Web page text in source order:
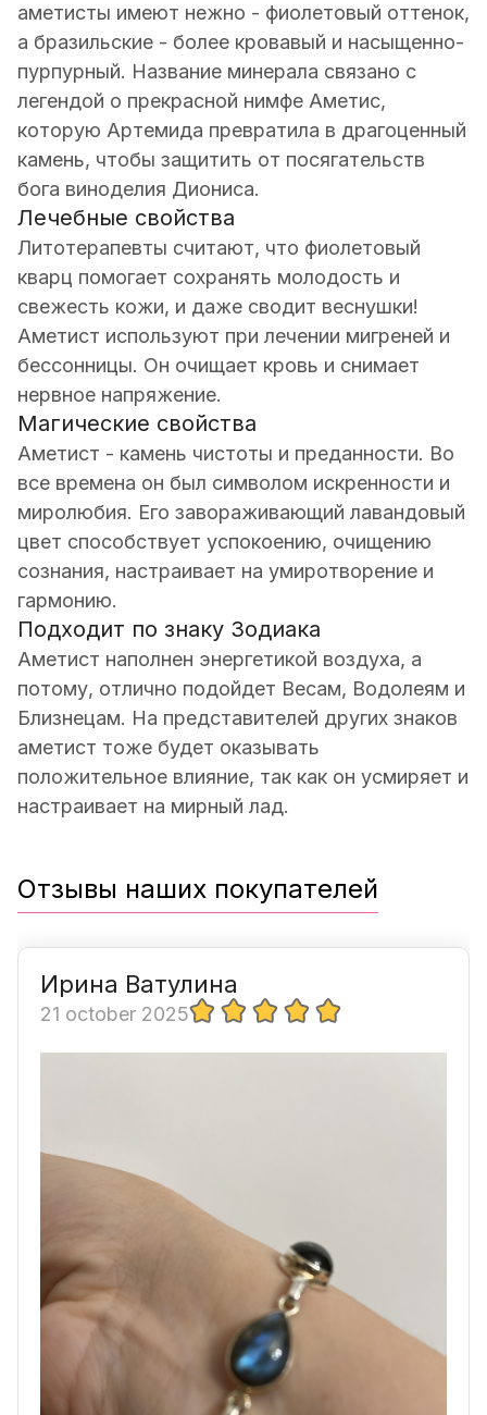
аметисты имеют нежно - фиолетовый оттенок,
а бразильские - более кровавый и насыщенно-
пурпурный. Название минерала связано с
легендой о прекрасной нимфе Аметис,
которую Артемида превратила в драгоценный
камень, чтобы защитить от посягательств
бога виноделия Диониса.
Лечебные свойства
Литотерапевты считают, что фиолетовый
кварц помогает сохранять молодость и
свежесть кожи, и даже сводит веснушки!
Аметист используют при лечении мигреней и
бессонницы. Он очищает кровь и снимает
нервное напряжение.
Магические свойства
Аметист - камень чистоты и преданности. Во
все времена он был символом искренности и
миролюбия. Его завораживающий лавандовый
цвет способствует успокоению, очищению
сознания, настраивает на умиротворение и
гармонию.
Подходит по знаку Зодиака
Аметист наполнен энергетикой воздуха, а
потому, отлично подойдет Весам, Водолеям и
Близнецам. На представителей других знаков
аметист тоже будет оказывать
положительное влияние, так как он усмиряет и
настраивает на мирный лад.
Отзывы наших покупателей
Ирина Ватулина
21 october 2025